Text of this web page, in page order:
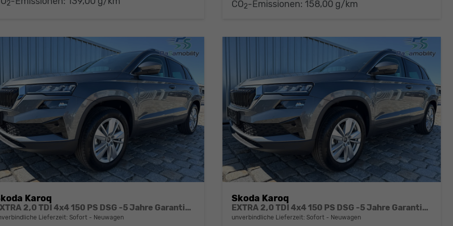
2 CO2-Emissionen: 158,00 g/km
Karoq
EXTRA 2,0 TDI 4x4 150 PS DSG -5 Jahre Garantie-Anhängerkupplung-ACC Tempomat-NAVI-AppleCarPlay-AndroidAuto-Sunset-2-Zonen-Klima-17''Alu-Rückfahrkamera-Sofort
Lieferzeit: Sofort Neuwagen
Skoda Karoq
EXTRA 2,0 TDI 4x4 150 PS DSG -5 Jahre Garantie-Anhängerkupplung-ACC Tempomat-NAVI-AppleCarPlay-AndroidAuto-Sunset-2-Zonen-Klima-17''Alu-Rückfahrkamera-Sofort
unverbindliche Lieferzeit: Sofort Neuwagen